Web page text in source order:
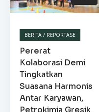
BERITA / REPORTASE
Pererat
Kolaborasi Demi
Tingkatkan
Suasana Harmonis
Antar Karyawan,
Petrokimia Gresik